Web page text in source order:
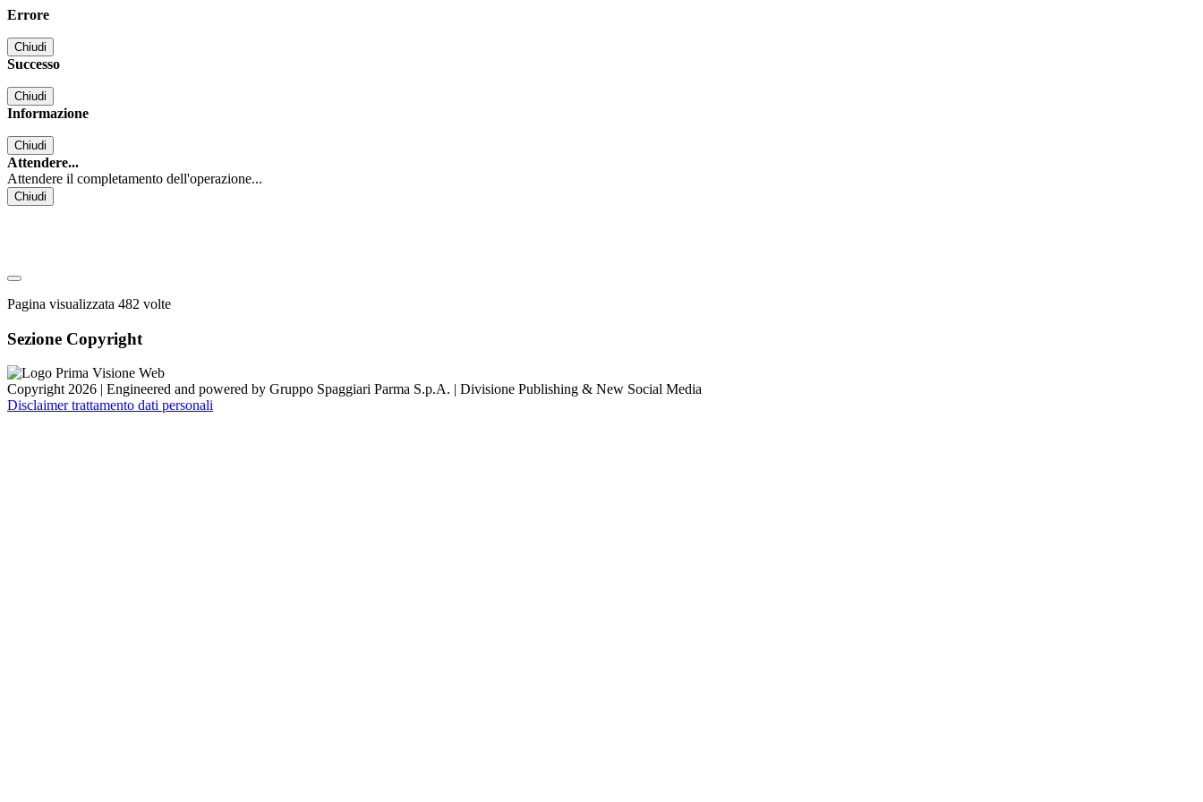
Errore
Chiudi
Successo
Chiudi
Informazione
Chiudi
Attendere...
Attendere il completamento dell'operazione...
Chiudi
Pagina visualizzata 482 volte
Sezione Copyright
Copyright 2026 | Engineered and powered by Gruppo Spaggiari Parma S.p.A. | Divisione Publishing & New Social Media
Disclaimer trattamento dati personali